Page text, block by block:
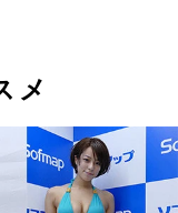
メ